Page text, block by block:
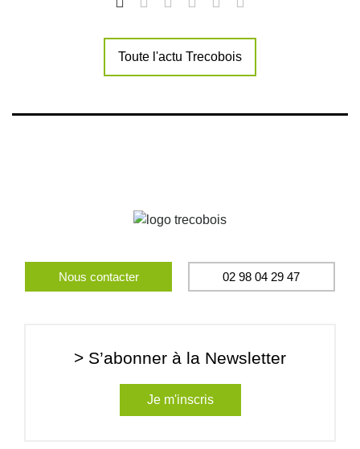
Toute l'actu Trecobois
Nous contacter 02 98 04 29 47
> S’abonner à la Newsletter
Je m'inscris